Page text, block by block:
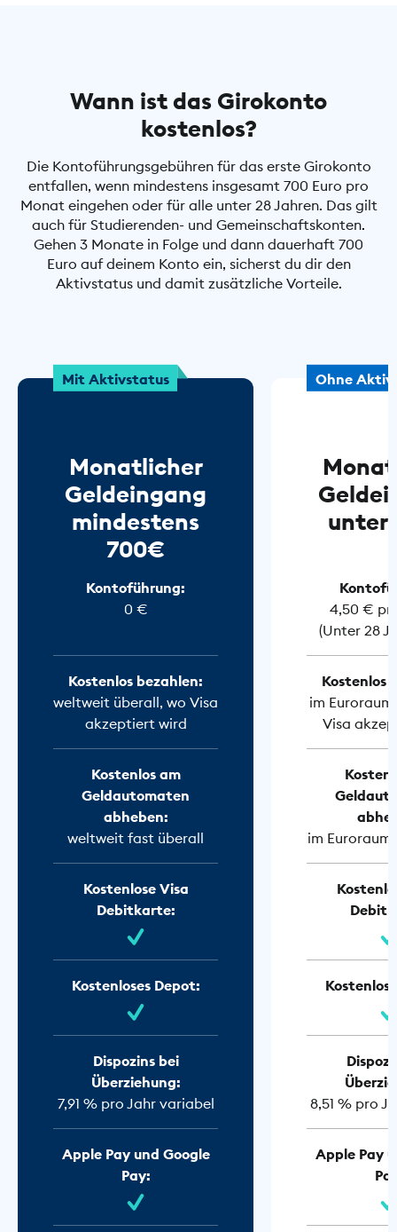
Wann ist das Girokonto
kostenlos?
Die Kontoführungsgebühren für das erste Girokonto
entfallen, wenn mindestens insgesamt 700 Euro pro
Monat eingehen oder für alle unter 28 Jahren. Das gilt
auch für Studierenden- und Gemeinschaftskonten.
Gehen 3 Monate in Folge und dann dauerhaft 700
Euro auf deinem Konto ein, sicherst du dir den
Aktivstatus und damit zusätzliche Vorteile.
Mit Aktivstatus
Monatlicher
Geldeingang
mindestens
700€
Kontoführung:
0 €
Kostenlos bezahlen:
weltweit überall, wo Visa
akzeptiert wird
Kostenlos am
Geldautomaten
abheben:
weltweit fast überall
Kostenlose Visa
Debitkarte:
Kostenloses Depot:
Dispozins bei
Überziehung:
7,91 % pro Jahr variabel
Apple Pay und Google
Pay:
Ohne
unter
4,50 €
(Unter 28
Kostenlos
im
Visa
im
8,51 % pro
Apple Pay